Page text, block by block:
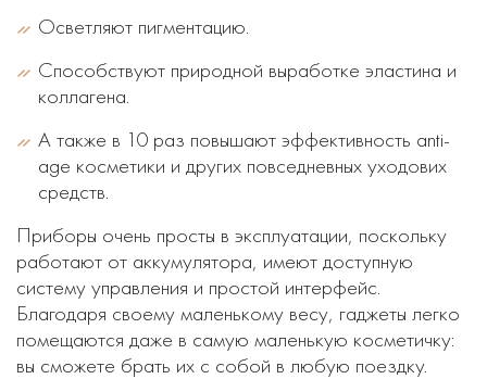
Осветляют пигментацию.
Способствуют природной выработке эластина и
коллагена.
А также в 10 раз повышают эффективность anti-
age косметики и других повседневных уходових
средств.
Приборы очень просты в эксплуатации, поскольку
работают от аккумулятора, имеют доступную
систему управления и простой интерфейс.
Благодаря своему маленькому весу, гаджеты легко
помещаются даже в самую маленькую косметичку:
вы сможете брать их с собой в любую поездку.